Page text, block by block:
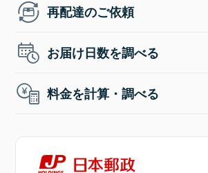
再配達のご依頼
お届け日数を調べる
料金を計算・調べる